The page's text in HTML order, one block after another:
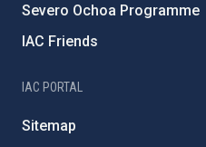
Severo Ochoa Programme
IAC Friends
IAC PORTAL
Sitemap